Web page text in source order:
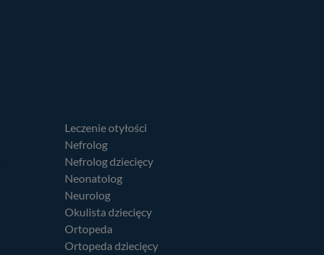
Leczenie otyłości
Nefrolog
Nefrolog dziecięcy
Neonatolog
Neurolog
Okulista dziecięcy
Ortopeda
Ortopeda dziecięcy